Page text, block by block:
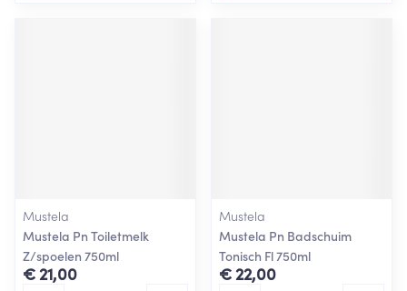
Mustela
Mustela Pn Toiletmelk
Z/spoelen 750ml
€ 21,00
Mustela
Mustela Pn Badschuim
Tonisch Fl 750ml
€ 22,00